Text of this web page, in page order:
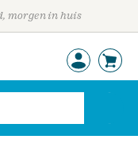
morgen in huis